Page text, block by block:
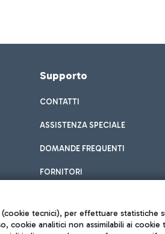
Supporto
CONTATTI
ASSISTENZA SPECIALE
DOMANDE FREQUENTI
FORNITORI
tecnici), per effettuare statistiche
cookie analitici non assimilabili ai